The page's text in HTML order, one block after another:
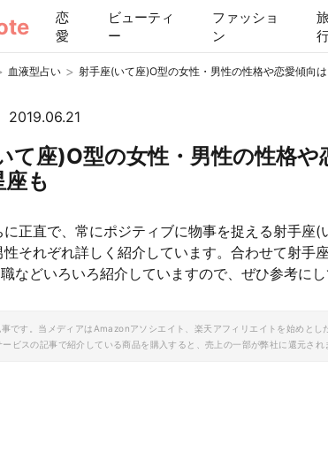
恋
愛
ビューティ
ー
ファッショ
ン
旅
血液型占い > 射手座(いて座)O型の女性・男性の性格や恋愛傾向
2019.06.21
て座)O型の女性・男性の性格や
も
に正直で、常にポジティブに物事を捉える射手座(
性それぞれ詳しく紹介しています。合わせて射手
などいろいろ紹介していますので、ぜひ参考にし
です。当メディアはAmazonアソシエイト、楽天アフィリエイトを始めとし
ービスの記事で紹介している商品を購入すると、売上の一部が弊社に還元され